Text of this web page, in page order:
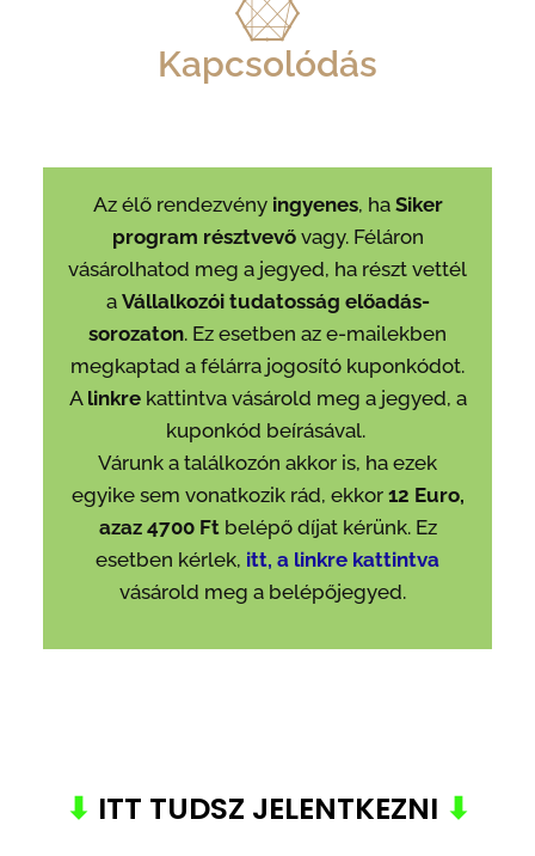
Kapcsolódás
Az élő rendezvény ingyenes, ha Siker
program résztvevővagy. Féláron
vásárolhatod meg a jegyed, ha részt vettél
a Vállalkozói tudatosság előadás-
sorozaton. Ez esetben az e-mailekben
megkaptad a félárra jogosító kuponkódot.
A linkrekattintva vásárold meg a jegyed, a
kuponkód beírásával.
Várunk a találkozón akkor is, ha ezek
egyike sem vonatkozik rád, ekkor 12 Euro,
azaz 4700 Ftbelépő díjat kérünk. Ez
esetben kérlek, itt, a linkre kattintva
vásárold meg a belépőjegyed.
⬇ ITT TUDSZ JELENTKEZNI ⬇